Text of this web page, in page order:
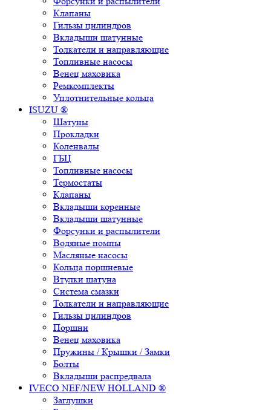
Клапаны
Гильзы цилиндров
Вкладыши шатунные
Толкатели и направляющие
Топливные насосы
Венец маховика
Ремкомплекты
Уплотнительные кольца
ISUZU ®
Шатуны
Прокладки
Коленвалы
ГБЦ
Топливные насосы
Термостаты
Клапаны
Вкладыши коренные
Вкладыши шатунные
Форсунки и распылители
Водяные помпы
Масляные насосы
Кольца поршневые
Втулки шатуна
Система смазки
Толкатели и направляющие
Гильзы цилиндров
Поршни
Венец маховика
Пружины / Крышки / Замки
Болты
Вкладыши распредвала
IVECO NEF/NEW HOLLAND ®
Заглушки